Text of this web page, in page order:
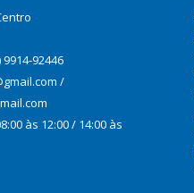
9914-92446
/
às 12:00 / 14:00 às